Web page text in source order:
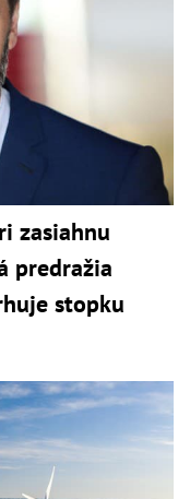
zasiahnu
predražia
stopku